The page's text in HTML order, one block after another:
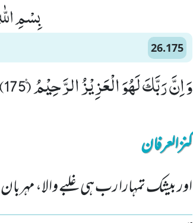
بِسْمِ
26.175
وَ اِنَّ رَبَّكَ لَهُوَ الْعَزِیْزُ الرَّحِیْمُ۠ (175)
کنزالعرفان
اور بیشک تمہارا رب ہی غلبے والا،